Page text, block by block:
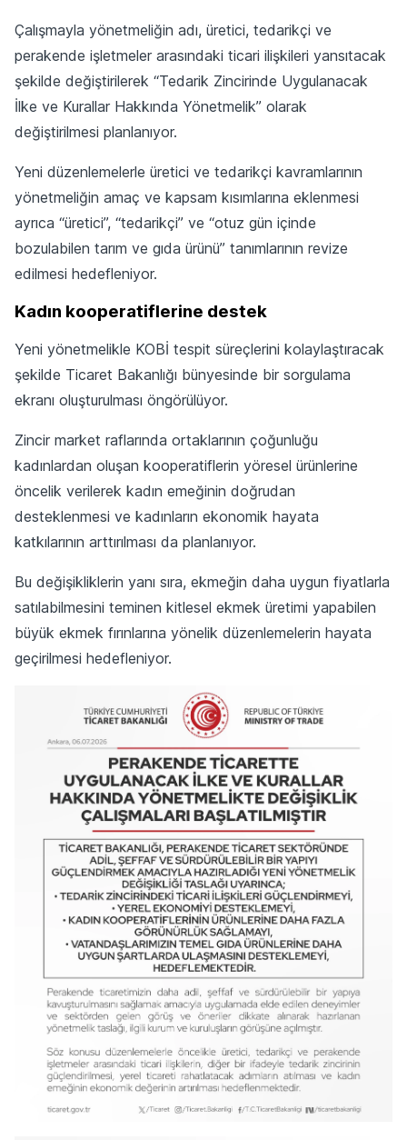
Çalışmayla yönetmeliğin adı, üretici, tedarikçi ve
perakende işletmeler arasındaki ticari ilişkileri yansıtacak
şekilde değiştirilerek “Tedarik Zincirinde Uygulanacak
İlke ve Kurallar Hakkında Yönetmelik” olarak
değiştirilmesi planlanıyor.
Yeni düzenlemelerle üretici ve tedarikçi kavramlarının
yönetmeliğin amaç ve kapsam kısımlarına eklenmesi
ayrıca “üretici”, “tedarikçi” ve “otuz gün içinde
bozulabilen tarım ve gıda ürünü” tanımlarının revize
edilmesi hedefleniyor.
Kadın kooperatiflerine destek
Yeni yönetmelikle KOBİ tespit süreçlerini kolaylaştıracak
şekilde Ticaret Bakanlığı bünyesinde bir sorgulama
ekranı oluşturulması öngörülüyor.
Zincir market raflarında ortaklarının çoğunluğu
kadınlardan oluşan kooperatiflerin yöresel ürünlerine
öncelik verilerek kadın emeğinin doğrudan
desteklenmesi ve kadınların ekonomik hayata
katkılarının arttırılması da planlanıyor.
Bu değişikliklerin yanı sıra, ekmeğin daha uygun fiyatlarla
satılabilmesini teminen kitlesel ekmek üretimi yapabilen
büyük ekmek fırınlarına yönelik düzenlemelerin hayata
geçirilmesi hedefleniyor.